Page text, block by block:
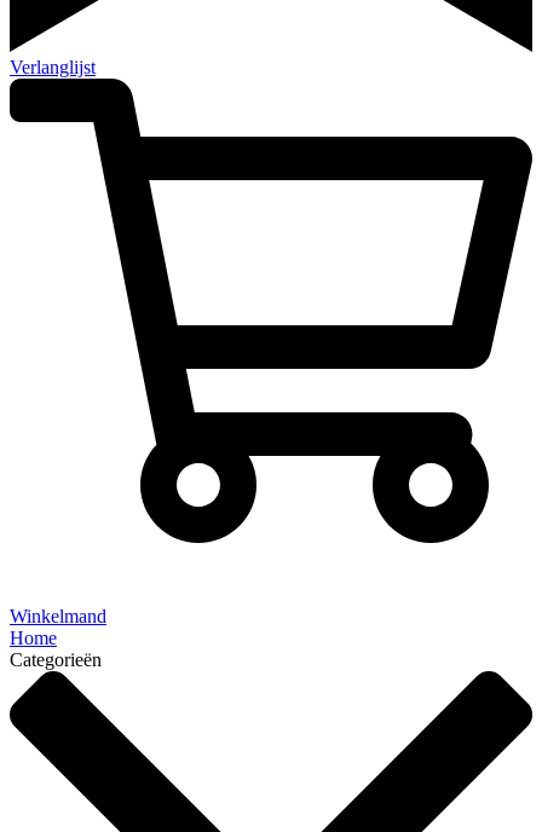
Verlanglijst
Winkelmand
Home
Categorieën